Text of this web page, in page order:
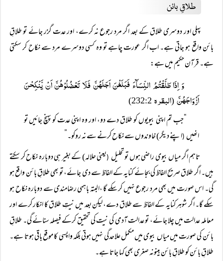
طلاقِ بائن
پہلی اور دوسری طلاق کے بعد اگر مرد رجوع نہ کرے، اور عدت گزر جائے تو طلاقِ
بائن واقع ہو جاتی ہے۔ اب اگر عورت چاہے تو وہ کسی دوسرے مرد سے نکاح کر سکتی
ہے۔ قرآن حکیم میں ہے:
وَ اِذَا طَلَّقْتُمُ النِّسَآءَ فَبَلَغْنَ اَجَلَھُنَّ فَلَا تَعْضُلُوْھُنَّ اَنْ یَّنْکِحْنَ
اَزْوَاجَھُنَّ(البقرہ232:2)
“جب تم اپنی بیویوں کو طلاق دے دو، اور وہ اپنی عدت کو پہنچ جائیں تو
انھیں (اپنے دیگر) خاوندوں سے نکاح کرنے سے نہ روکو۔”
تاہم اگر میاں بیوی راضی ہوں تو تحلیل (یعنی حلالہ) کے بغیر ہی دوبارہ نکاح کر سکتے
ہیں۔ اگر طلاق صریح الفاظ کی بجائے کنایہ کے الفاظ سے دی جائے، تو بھی طلاقِ بائن واقع ہو
گی۔ اس صورت میں بھی مرد رجوع نہیں کر سکے گا ،البتہ باہمی رضامندی سے دوبارہ نکاح ہو
سکے گا۔ اگر شوہر کنایہ کے الفاظ سے طلاق دے، لیکن بعد میں نیتِ طلاق کا انکار کرے اور
معاملہ عدالت میں چلا جائے، تو عدالت آدمی کی نیت کی تحقیق کرکے فیصلہ سنائے گی۔ طلاقِ
بائن کی صورت میں میاں بیوی میں مکمل علاحدگی نہیں ہوتی بلکہ واپسی کا موقع باقی ہوتا ہے۔
طلاقِ بائن کو طلاقِ بائن بینونہ صغری بھی کہا جاتا ہے۔